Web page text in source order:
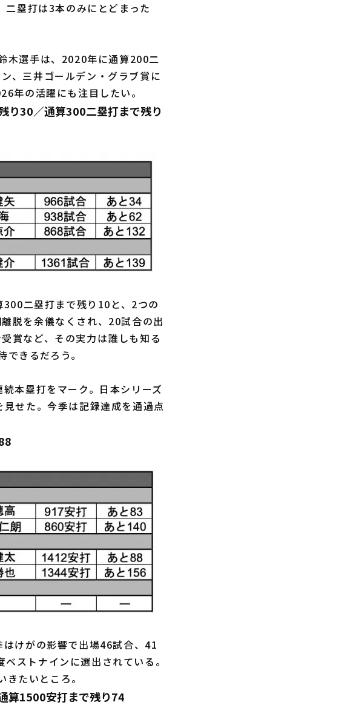
塁打は3本のみにとどまった
木選手は、2020年に通算200二
、三井ゴールデン・グラブ賞に
年の活躍にも注目したい。
30／通算300二塁打まで残り
二塁打まで残り10と、2つの
脱を余儀なくされ、20試合の出
賞など、その実力は誰しも知る
きるだろう。
本塁打をマーク。日本シリーズ
せた。今季は記録達成を通過点
けがの影響で出場46試合、41
ストナインに選出されている。
たいところ。
算1500安打まで残り74